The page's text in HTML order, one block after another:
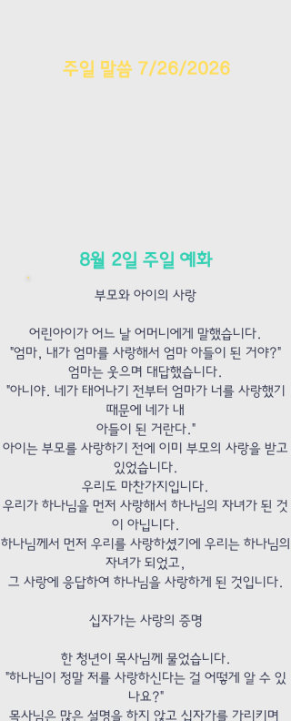
주일 말씀 7/26/2026
​8월 2일 주일 예화
부모와 아이의 사랑
어린아이가 어느 날 어머니에게 말했습니다.
"엄마, 내가 엄마를 사랑해서 엄마 아들이 된 거야?"
엄마는 웃으며 대답했습니다.
"아니야. 네가 태어나기 전부터 엄마가 너를 사랑했기
때문에 네가 내
아들이 된 거란다."
아이는 부모를 사랑하기 전에 이미 부모의 사랑을 받고
있었습니다.
우리도 마찬가지입니다.
우리가 하나님을 먼저 사랑해서 하나님의 자녀가 된 것
이 아닙니다.
하나님께서 먼저 우리를 사랑하셨기에 우리는 하나님의
자녀가 되었고,
그 사랑에 응답하여 하나님을 사랑하게 된 것입니다.
십자가는 사랑의 증명
한 청년이 목사님께 물었습니다.
"하나님이 정말 저를 사랑하신다는 걸 어떻게 알 수 있
나요?"
목사님은 많은 설명을 하지 않고 십자가를 가리키며